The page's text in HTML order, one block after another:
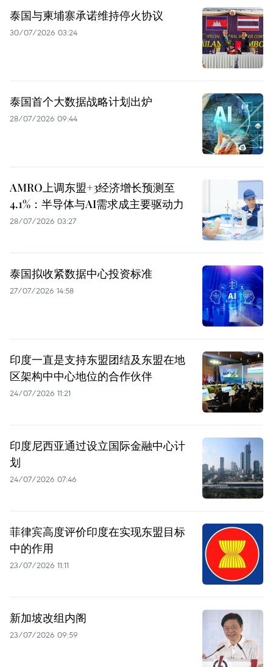
泰国与柬埔寨承诺维持停火协议
30/07/2026 03:24
泰国首个大数据战略计划出炉
28/07/2026 09:44
AMRO上调东盟+3经济增长预测至
4.1%：半导体与AI需求成主要驱动力
28/07/2026 03:27
泰国拟收紧数据中心投资标准
27/07/2026 14:58
印度一直是支持东盟团结及东盟在地
区架构中中心地位的合作伙伴
24/07/2026 11:21
印度尼西亚通过设立国际金融中心计
划
24/07/2026 07:46
菲律宾高度评价印度在实现东盟目标
中的作用
23/07/2026 11:11
新加坡改组内阁
23/07/2026 09:59